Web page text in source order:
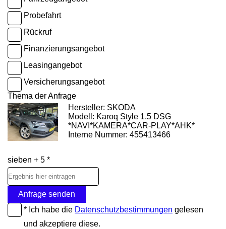
Probefahrt
Rückruf
Finanzierungsangebot
Leasingangebot
Versicherungsangebot
Thema der Anfrage
Hersteller: SKODA
Modell: Karoq Style 1.5 DSG
*NAVI*KAMERA*CAR-PLAY*AHK*
Interne Nummer: 455413466
sieben + 5 *
Anfrage senden
* Ich habe die Datenschutzbestimmungen gelesen
und akzeptiere diese.